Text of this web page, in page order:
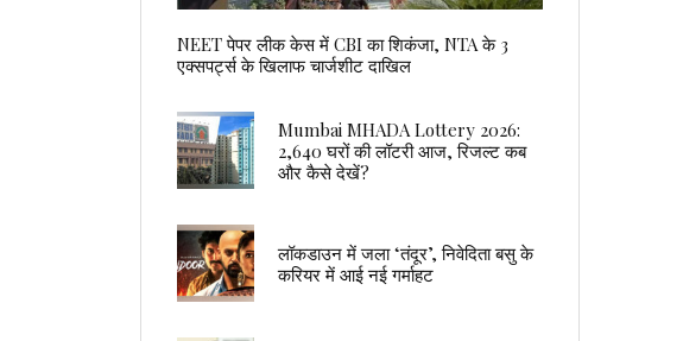
NEET पेपर लीक केस में CBI का शिकंजा, NTA के 3
एक्सपर्ट्स के खिलाफ चार्जशीट दाखिल
Mumbai MHADA Lottery 2026:
2,640 घरों की लॉटरी आज, रिजल्ट कब
और कैसे देखें?
लॉकडाउन में जला ‘तंदूर’, निवेदिता बसु के
करियर में आई नई गर्माहट